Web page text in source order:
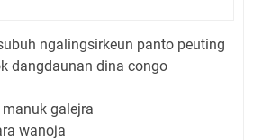
ngalingsirkeun panto peuting
dangdaunan dina congo
galejra
wanoja